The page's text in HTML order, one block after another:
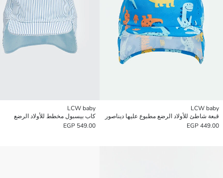
LCW baby
قبعة شاطئ للأولاد الرضع مطبوع عليها ديناصور
449.00 EGP
LCW baby
كاب بيسبول مخطط للأولاد الرضع
549.00 EGP